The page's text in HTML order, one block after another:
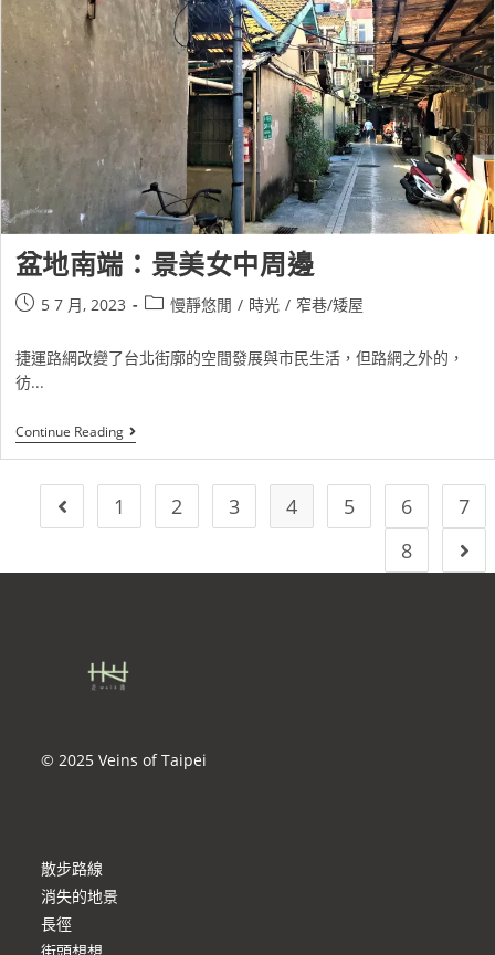
盆地南端：景美女中周邊
5 7 月, 2023 慢靜悠閒 / 時光 / 窄巷/矮屋
捷運路網改變了台北街廓的空間發展與市民生活，但路網之外的，
彷...
Continue Reading
1 2 3 4 5 6
7
8
© 2025 Veins of Taipei
散步路線
消失的地景
長徑
街頭想想